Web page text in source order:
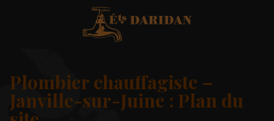
Plombier chauffagiste –
Janville-sur-Juine : Plan du